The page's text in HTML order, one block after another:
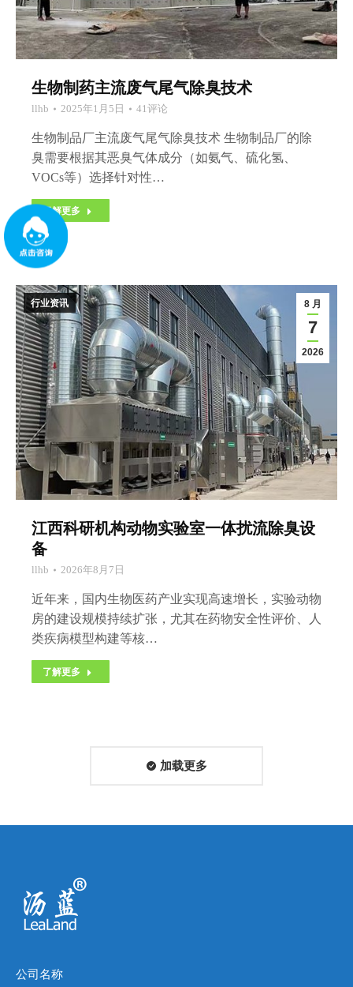
生物制药主流废气尾气除臭技术
llhb 2025年1月5日 41评论
生物制品厂主流废气尾气除臭技术 生物制品厂的除
臭需要根据其恶臭气体成分（如氨气、硫化氢、
VOCs等）选择针对性…
了解更多
8 月
7
2026
行业资讯
江西科研机构动物实验室一体扰流除臭设
备
llhb 2026年8月7日
近年来，国内生物医药产业实现高速增长，实验动物
房的建设规模持续扩张，尤其在药物安全性评价、人
类疾病模型构建等核…
了解更多
加载更多
公司名称